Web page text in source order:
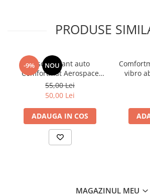
PRODUSE
-9% NOU
Insonorizant auto
Comfortmat Aerospace
Pulsar vibro absorbant 5
mm
55,00 Lei
50,00 Lei
ADAUGA IN COS
vibro
MAGAZINUL MEU